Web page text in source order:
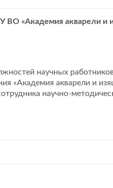
ВО «Академия акварели и
научных
«Академия акварели и
научно-